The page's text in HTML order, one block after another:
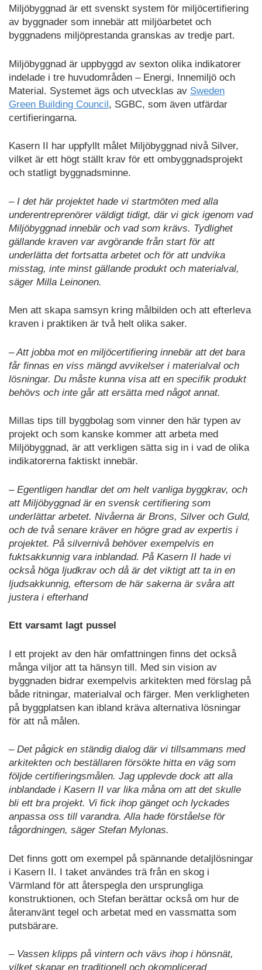
Miljöbyggnad är ett svenskt system för miljöcertifiering
av byggnader som innebär att miljöarbetet och
byggnadens miljöprestanda granskas av tredje part.
Miljöbyggnad är uppbyggd av sexton olika indikatorer
indelade i tre huvudområden – Energi, Innemiljö och
Material. Systemet ägs och utvecklas av Sweden
Green Building Council, SGBC, som även utfärdar
certifieringarna.
Kasern II har uppfyllt målet Miljöbyggnad nivå Silver,
vilket är ett högt ställt krav för ett ombyggnadsprojekt
och statligt byggnadsminne.
– I det här projektet hade vi startmöten med alla
underentreprenörer väldigt tidigt, där vi gick igenom vad
Miljöbyggnad innebär och vad som krävs. Tydlighet
gällande kraven var avgörande från start för att
underlätta det fortsatta arbetet och för att undvika
misstag, inte minst gällande produkt och materialval,
säger Milla Leinonen.
Men att skapa samsyn kring målbilden och att efterleva
kraven i praktiken är två helt olika saker.
– Att jobba mot en miljöcertifiering innebär att det bara
får finnas en viss mängd avvikelser i materialval och
lösningar. Du måste kunna visa att en specifik produkt
behövs och inte går att ersätta med något annat.
Millas tips till byggbolag som vinner den här typen av
projekt och som kanske kommer att arbeta med
Miljöbyggnad, är att verkligen sätta sig in i vad de olika
indikatorerna faktiskt innebär.
– Egentligen handlar det om helt vanliga byggkrav, och
att Miljöbyggnad är en svensk certifiering som
underlättar arbetet. Nivåerna är Brons, Silver och Guld,
och de två senare kräver en högre grad av expertis i
projektet. På silvernivå behöver exempelvis en
fuktsakkunnig vara inblandad. På Kasern II hade vi
också höga ljudkrav och då är det viktigt att ta in en
ljudsakkunnig, eftersom de här sakerna är svåra att
justera i efterhand
Ett varsamt lagt pussel
I ett projekt av den här omfattningen finns det också
många viljor att ta hänsyn till. Med sin vision av
byggnaden bidrar exempelvis arkitekten med förslag på
både ritningar, materialval och färger. Men verkligheten
på byggplatsen kan ibland kräva alternativa lösningar
för att nå målen.
– Det pågick en ständig dialog där vi tillsammans med
arkitekten och beställaren försökte hitta en väg som
följde certifieringsmålen. Jag upplevde dock att alla
inblandade i Kasern II var lika måna om att det skulle
bli ett bra projekt. Vi fick ihop gänget och lyckades
anpassa oss till varandra. Alla hade förståelse för
tågordningen, säger Stefan Mylonas.
Det finns gott om exempel på spännande detaljlösningar
i Kasern II. I taket användes trä från en skog i
Värmland för att återspegla den ursprungliga
konstruktionen, och Stefan berättar också om hur de
återanvänt tegel och arbetat med en vassmatta som
putsbärare.
– Vassen klipps på vintern och vävs ihop i hönsnät,
vilket skapar en traditionell och okomplicerad